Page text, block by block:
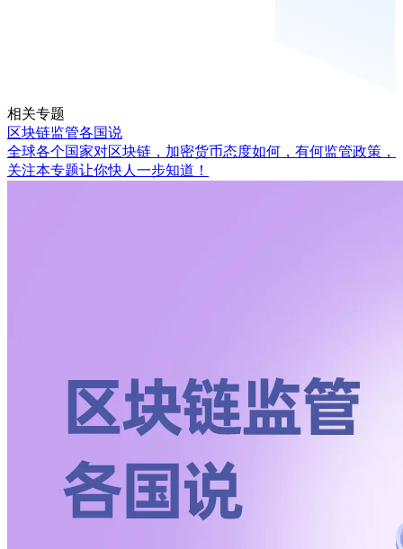
相关专题
区块链监管各国说
全球各个国家对区块链，加密货币态度如何，有何监管政策，
关注本专题让你快人一步知道！